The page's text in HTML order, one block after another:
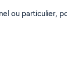
ou particulier,